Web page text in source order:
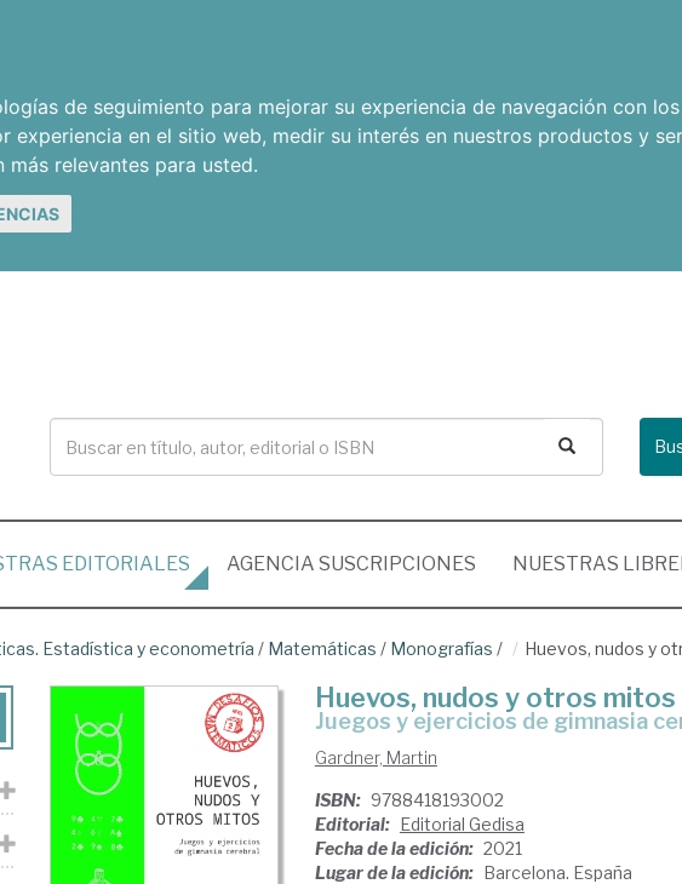
de seguimiento para mejorar su experiencia de navegación con
experiencia en el sitio web, medir su interés en nuestros productos y
más relevantes para usted.
EDITORIALES AGENCIA SUSCRIPCIONES NUESTRAS
Estadística y econometría / Matemáticas / Monografías / Huevos, nudos y
Huevos, nudos y otros mitos
juegos y ejercicios de gimnasia
Gardner, Martin
ISBN: 9788418193002
Editorial: Editorial Gedisa
Fecha de la edición: 2021
Lugar de la edición: Barcelona. España